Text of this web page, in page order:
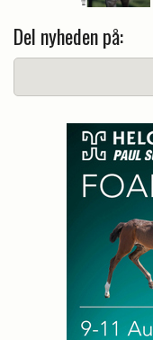
Del nyheden på: